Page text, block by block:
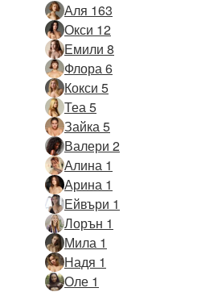
Аля 163
Окси 12
Емили 8
Флора 6
Кокси 5
Теа 5
Зайка 5
Валери 2
Алина 1
Арина 1
Ейвъри 1
Лорън 1
Мила 1
Надя 1
Оле 1